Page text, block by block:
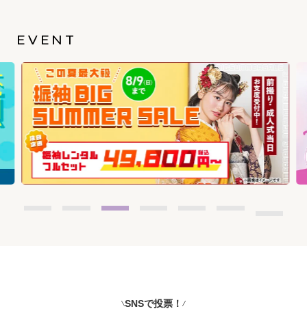
EVENT
SNSで投票！